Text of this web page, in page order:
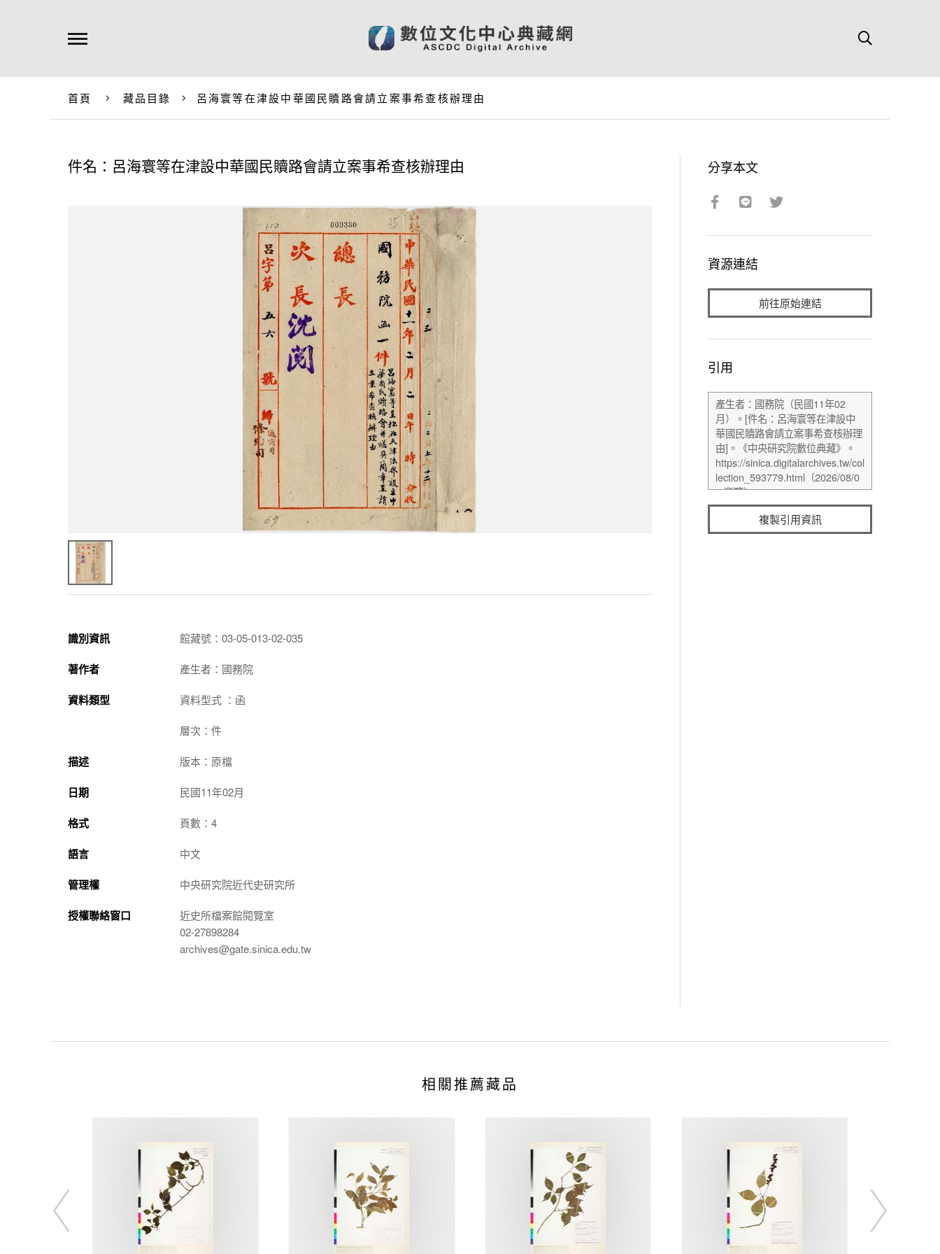
首頁 藏品目錄 呂海寰等在津設中華國民贖路會請立案事希查核辦理由
件名：呂海寰等在津設中華國民贖路會請立案事希查核辦理由
識別資訊 館藏號：03-05-013-02-035
著作者 產生者：國務院
資料類型 資料型式 ：函
層次：件
描述 版本：原檔
日期 民國11年02月
格式 頁數：4
語言 中文
管理權 中央研究院近代史研究所
授權聯絡窗口
近史所檔案館閱覽室
02-27898284
archives@gate.sinica.edu.tw
分享本文
資源連結
前往原始連結
引用
複製引用資訊
相關推薦藏品